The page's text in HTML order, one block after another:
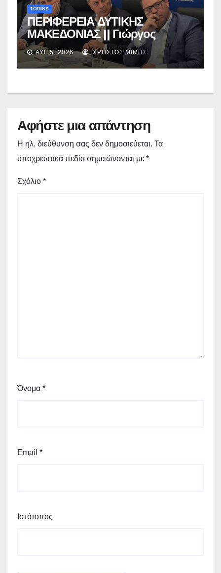
ΤΟΠΙΚΑ
ΠΕΡΙΦΕΡΕΙΑ ΔΥΤΙΚΗΣ
ΜΑΚΕΔΟΝΙΑΣ || Γιώργος
Αμανατίδης για Φράγμα
Νεστορίου: «Η δέσμευσή μας
γίνεται πράξη με εξασφαλισμένη
ΑΥΓ 5, 2026 ΧΡΉΣΤΟΣ ΜΊΜΗΣ
Αφήστε μια απάντηση
Η ηλ. διεύθυνση σας δεν δημοσιεύεται. Τα
υποχρεωτικά πεδία σημειώνονται με *
Σχόλιο *
Όνομα *
Email *
Ιστότοπος